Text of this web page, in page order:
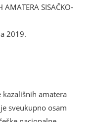
AMATERA SISAČKO-
2019.
amatera
sveukupno osam